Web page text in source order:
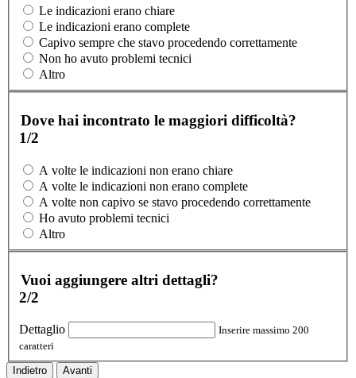
Le indicazioni erano chiare
Le indicazioni erano complete
Capivo sempre che stavo procedendo correttamente
Non ho avuto problemi tecnici
Altro
Dove hai incontrato le maggiori difficoltà?
1/2
A volte le indicazioni non erano chiare
A volte le indicazioni non erano complete
A volte non capivo se stavo procedendo correttamente
Ho avuto problemi tecnici
Altro
Vuoi aggiungere altri dettagli?
2/2
Dettaglio
Inserire massimo 200
caratteri
Indietro Avanti